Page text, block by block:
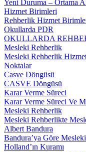
Yeni Duruma – Ortama
Hizmet Birimleri
Rehberlik Hizmet
Okullarda PDR
OKULLARDA
Mesleki Rehberlik
Mesleki Rehberlik
Noktalar
Casve Döngüsü
CASVE Döngüsü
Karar Verme Süreci
Karar Verme Süreci Ve
Mesleki Rehberlik
Mesleki Rehberlikte
Albert Bandura
Bandura’ya Göre
Holland’ın Kuramı